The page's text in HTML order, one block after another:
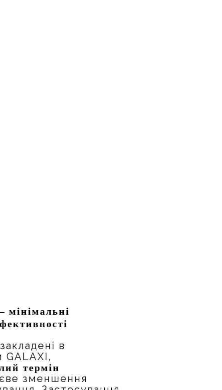
мінімальні
і
в
GALAXI,
термін
зменшення